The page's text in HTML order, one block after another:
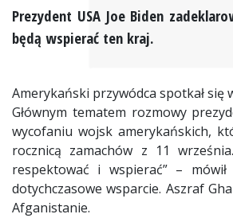
Prezydent USA Joe Biden
będą wspierać ten kraj.
Amerykański przywódca spotkał się
Głównym tematem rozmowy
wycofaniu wojsk amerykańskich,
rocznicą zamachów z 11
respektować i wspierać” –
dotychczasowe wsparcie. Aszraf
Afganistanie.